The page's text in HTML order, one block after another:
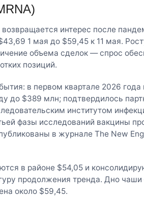
интерес после
1 мая до $59,45 к 11 мая.
объема сделок — спрос
позиций.
в первом квартале 2026
до $389 млн; подтвердилось
институтом
фазы исследований вакцины
в журнале The New
в районе $54,05 и
продолжения тренда. Дно
около $59,45.